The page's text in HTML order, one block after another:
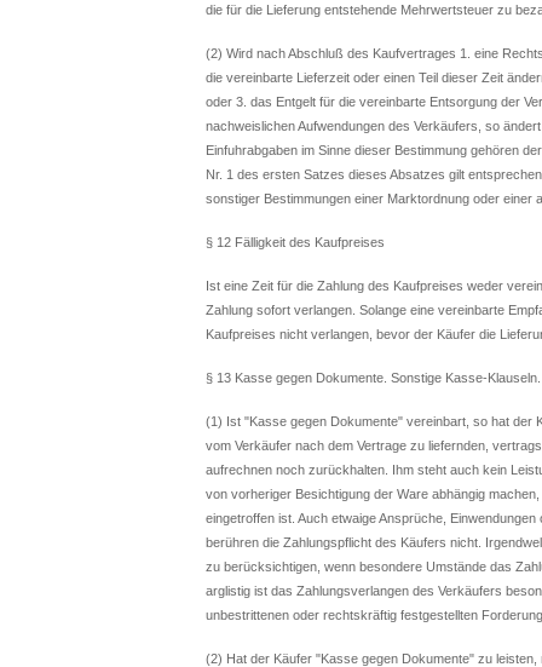
die für die Lieferung entstehende Mehrwertsteuer zu
(2) Wird nach Abschluß des Kaufvertrages 1. eine
die vereinbarte Lieferzeit oder einen Teil dieser Zeit
oder 3. das Entgelt für die vereinbarte Entsorgung der
nachweislichen Aufwendungen des Verkäufers, so
Einfuhrabgaben im Sinne dieser Bestimmung gehören
Nr. 1 des ersten Satzes dieses Absatzes gilt
sonstiger Bestimmungen einer Marktordnung oder
§ 12 Fälligkeit des Kaufpreises
Ist eine Zeit für die Zahlung des Kaufpreises weder
Zahlung sofort verlangen. Solange eine vereinbarte
Kaufpreises nicht verlangen, bevor der Käufer die
§ 13 Kasse gegen Dokumente. Sonstige Kasse-
(1) Ist "Kasse gegen Dokumente" vereinbart, so hat der
vom Verkäufer nach dem Vertrage zu liefernden,
aufrechnen noch zurückhalten. Ihm steht auch kein
von vorheriger Besichtigung der Ware abhängig
eingetroffen ist. Auch etwaige Ansprüche,
berühren die Zahlungspflicht des Käufers nicht.
zu berücksichtigen, wenn besondere Umstände das
arglistig ist das Zahlungsverlangen des Verkäufers
unbestrittenen oder rechtskräftig festgestellten
(2) Hat der Käufer "Kasse gegen Dokumente" zu